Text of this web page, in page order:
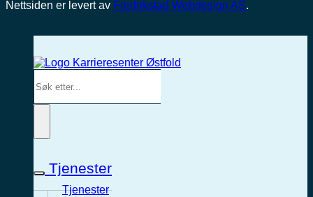
Nettsiden er levert av Fredrikstad Webdesign AS.
Tjenester
Tjenester